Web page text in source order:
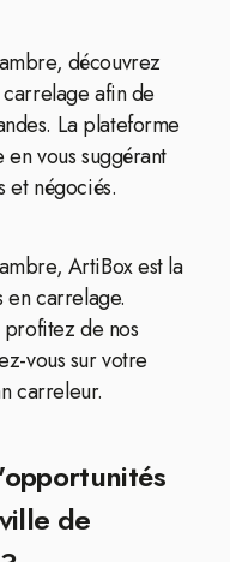
découvrez
afin de
La plateforme
vous suggérant
et négociés.
ArtiBox est la
en carrelage.
de nos
vous sur votre
carreleur.
de